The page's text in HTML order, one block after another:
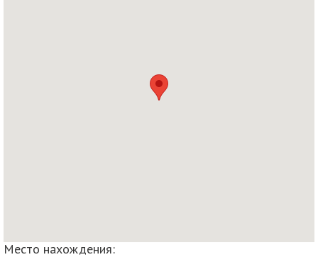
Место нахождения: